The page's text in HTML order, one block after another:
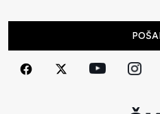
Cuke i djeca